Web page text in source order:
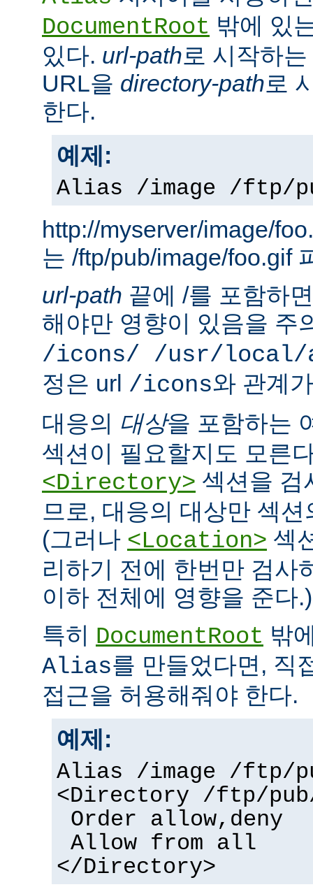
DocumentRoot 밖에 있
있다. url-path로 시작하
URL을 directory-path로
한다.
예제:
Alias /image /ftp/
http://myserver/image/
는 /ftp/pub/image/foo.gif
url-path 끝에 /를 포함하
해야만 영향이 있음을 주
/icons/ /usr/local/
정은 url /icons와 관계
대응의 대상을 포함하는
섹션이 필요할지도 모른
<Directory> 섹션을 검
므로, 대응의 대상만 섹
(그러나 <Location> 섹
리하기 전에 한번만 검사
이하 전체에 영향을 준다.)
특히 DocumentRoot 밖
Alias를 만들었다면, 직
접근을 허용해줘야 한다.
예제:
Alias /image /ftp/
<Directory /ftp/pub/
Order allow,deny
Allow from all
</Directory>